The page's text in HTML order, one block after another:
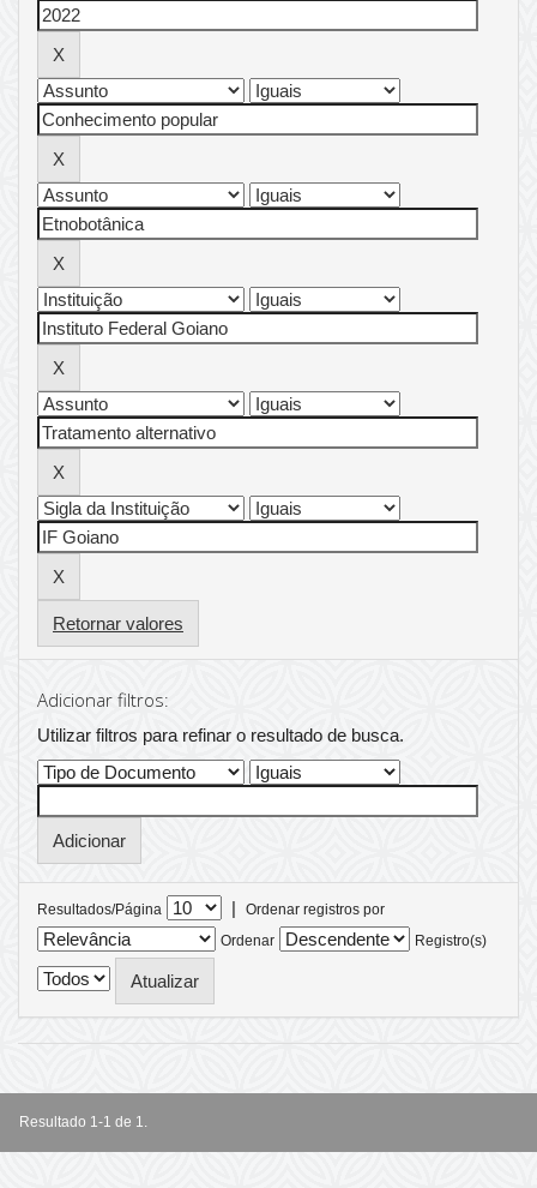
Retornar valores
Adicionar filtros:
Utilizar filtros para refinar o resultado de busca.
Resultados/Página |
Ordenar registros por
Ordenar
Registro(s)
Resultado 1-1 de 1.